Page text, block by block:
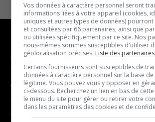
NOUVELLES
- Affaires municipales
- Communauté / Social
- Culture
-
- Joué
Vos données à caractère personnel seront
informations liées à votre appareil (cookies,
uniques et autres types de données)
et consultées par 66 partenaires, ainsi que
ou utilisées spécifiquement par ce site. Nos
nous-mêmes sommes susceptibles d'utiliser
géolocalisation précises. Liste des partenaires.
Certains fournisseurs sont susceptibles de
données à caractère personnel sur la base
légitime. Vous pouvez vous y opposer en
ci-dessous. Recherchez un lien en bas de
le menu du site pour gérer ou retirer votre
dans les paramètres des cookies et de